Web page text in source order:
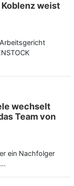
weist
wechselt
Team von
ein Nachfolger